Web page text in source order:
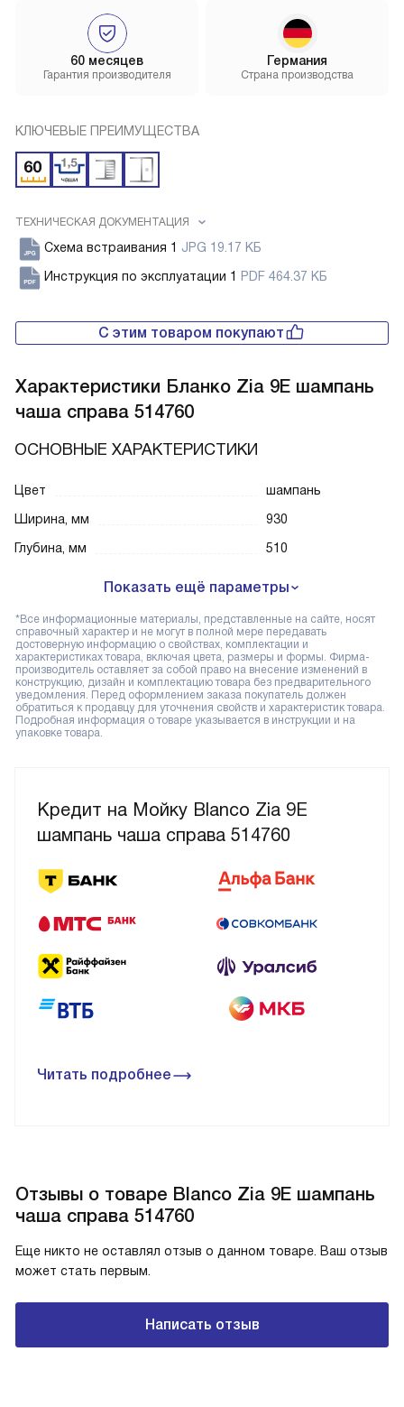
60 месяцев
Гарантия производителя
Германия
Страна производства
КЛЮЧЕВЫЕ ПРЕИМУЩЕСТВА
ТЕХНИЧЕСКАЯ ДОКУМЕНТАЦИЯ
Схема встраивания 1 JPG 19.17 КБ
Инструкция по эксплуатации 1
PDF 464.37 КБ
Кредит на Мойку Blanco Zia 9E
шампань чаша справа 514760
Читать подробнее
С этим товаром покупают
Характеристики Бланко Zia 9E шампань
чаша справа 514760
ОСНОВНЫЕ ХАРАКТЕРИСТИКИ
Цвет
шампань
Ширина, мм
930
Глубина, мм
510
Показать ещё параметры
*Все информационные материалы, представленные на сайте, носят
справочный характер и не могут в полной мере передавать
достоверную информацию о свойствах, комплектации и
характеристиках товара, включая цвета, размеры и формы. Фирма-
производитель оставляет за собой право на внесение изменений в
конструкцию, дизайн и комплектацию товара без предварительного
уведомления. Перед оформлением заказа покупатель должен
обратиться к продавцу для уточнения свойств и характеристик товара.
Подробная информация о товаре указывается в инструкции и на
упаковке товара.
Отзывы о товаре Blanco Zia 9E шампань
чаша справа 514760
Еще никто не оставлял отзыв о данном товаре. Ваш отзыв
может стать первым.
Написать отзыв